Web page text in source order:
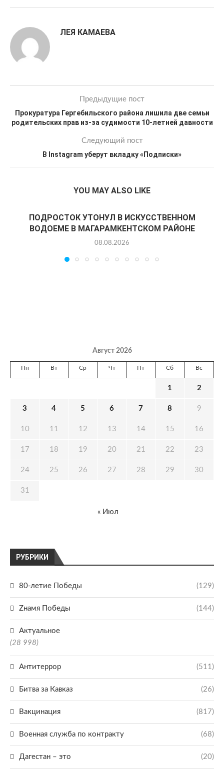
ЛЕЯ КАМАЕВА
Предыдущие пост
Прокуратура Гергебильского района лишила две семьи
родительских прав из-за судимости 10-летней давности
Следующий пост
В Instagram уберут вкладку «Подписки»
YOU MAY ALSO LIKE
ПОДРОСТОК УТОНУЛ В ИСКУССТВЕННОМ
ВОДОЕМЕ В МАГАРАМКЕНТСКОМ РАЙОНЕ
08.08.2026
РУБРИКИ
80-летие Победы (129)
Zнамя Победы (144)
Актуальное
(28 998)
Антитеррор (511)
Битва за Кавказ (26)
Вакцинация (817)
Военная служба по контракту (68)
Дагестан – это (20)
Август 2026
Пн Вт Ср Чт Пт Сб Вс
1 2
3 4 5 6 7 8 9
10 11 12 13 14 15 16
17 18 19 20 21 22 23
24 25 26 27 28 29 30
31
« Июл